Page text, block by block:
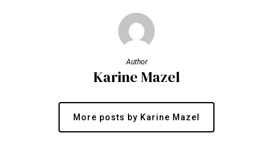
Author
Karine Mazel
More posts by Karine Mazel